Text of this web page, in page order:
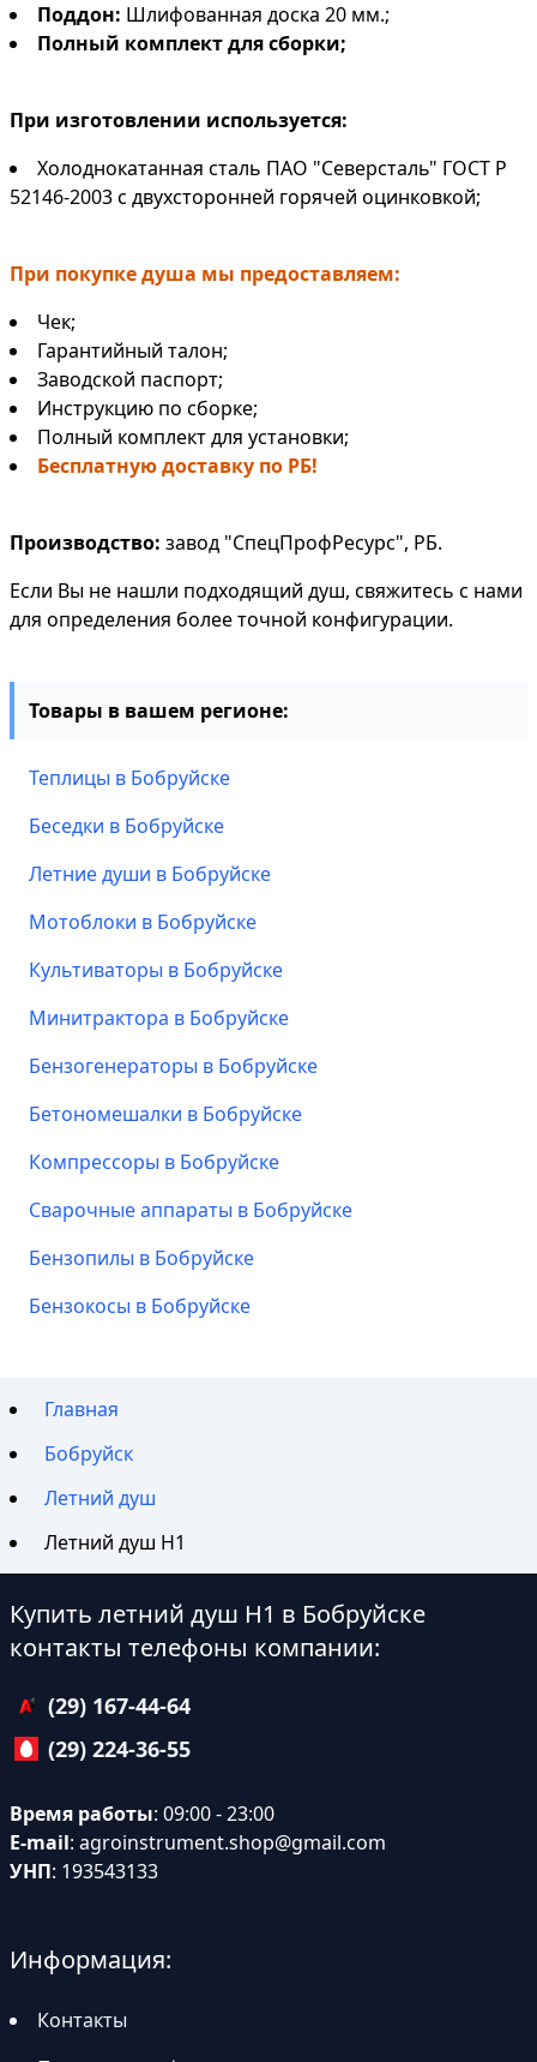
Поддон: Шлифованная доска 20 мм.;
Полный комплект для сборки;
При изготовлении используется:
Холоднокатанная сталь ПАО "Северсталь" ГОСТ Р
52146-2003 с двухсторонней горячей оцинковкой;
При покупке душа мы предоставляем:
Чек;
Гарантийный талон;
Заводской паспорт;
Инструкцию по сборке;
Полный комплект для установки;
Бесплатную доставку по РБ!
Производство: завод "СпецПрофРесурс", РБ.
Если Вы не нашли подходящий душ, свяжитесь с нами
для определения более точной конфигурации.
Товары в вашем регионе:
Теплицы в Бобруйске
Беседки в Бобруйске
Летние души в Бобруйске
Мотоблоки в Бобруйске
Культиваторы в Бобруйске
Минитрактора в Бобруйске
Бензогенераторы в Бобруйске
Бетономешалки в Бобруйске
Компрессоры в Бобруйске
Сварочные аппараты в Бобруйске
Бензопилы в Бобруйске
Бензокосы в Бобруйске
Главная
Бобруйск
Летний душ
Летний душ Н1
Купить летний душ Н1 в Бобруйске
контакты телефоны компании:
(29) 167-44-64
(29) 224-36-55
Время работы: 09:00 - 23:00
E-mail: agroinstrument.shop@gmail.com
УНП: 193543133
Информация:
Контакты